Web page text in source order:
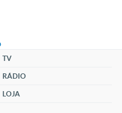
TV
RÁDIO
LOJA